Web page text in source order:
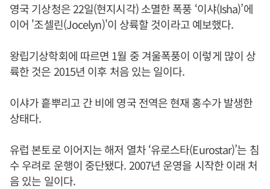
영국 기상청은 22일(현지시각) 소멸한 폭풍 ‘이샤(Isha)’에
이어 '조셀린(Jocelyn)'이 상륙할 것이라고 예보했다.
왕립기상학회에 따르면 1월 중 겨울폭풍이 이렇게 많이 상
륙한 것은 2015년 이후 처음 있는 일이다.
이샤가 흩뿌리고 간 비에 영국 전역은 현재 홍수가 발생한
상태다.
유럽 본토로 이어지는 해저 열차 ‘유로스타(Eurostar)’는 침
수 우려로 운행이 중단됐다. 2007년 운영을 시작한 이래 처
음 있는 일이다.